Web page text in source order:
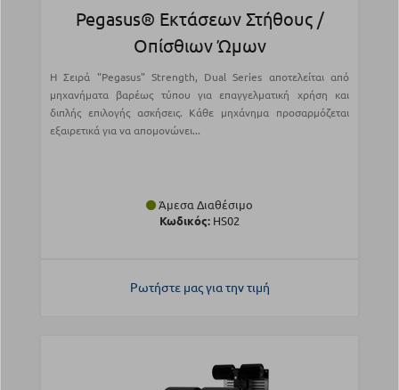
Pegasus® Εκτάσεων Στήθους /
Οπίσθιων Ώμων
Η Σειρά "Pegasus" Strength, Dual Series αποτελείται από
μηχανήματα βαρέως τύπου για επαγγελματική χρήση και
διπλής επιλογής ασκήσεις. Κάθε μηχάνημα προσαρμόζεται
εξαιρετικά για να απομονώνει...
Άμεσα Διαθέσιμο
Κωδικός: HS02
Ρωτήστε μας για την τιμή